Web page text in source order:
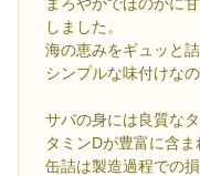
しました。
海の恵みをギュッと
シンプルな味付けな
サバの身には良質な
タミンDが豊富に含ま
缶詰は製造過程での